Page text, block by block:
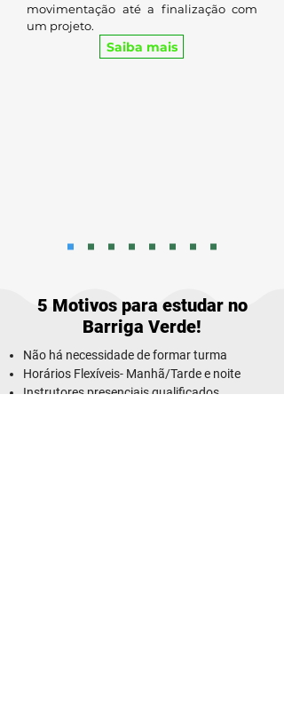
movimentação até a finalização com
um projeto.
Saiba mais
5 Motivos para estudar no
Barriga Verde!
Não há necessidade de formar turma
Horários Flexíveis- Manhã/Tarde e noite
Instrutores presenciais qualificados